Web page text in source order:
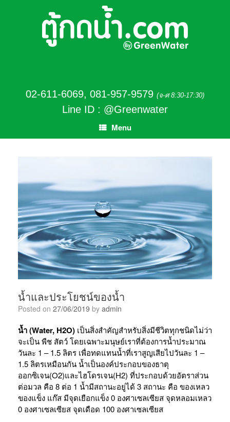
02-611-6069, 081-957-9579 (จ-ศ 8:30-17:30)
Line ID : @Greenwater
Menu
น้ำและประโยชน์ของน้ำ
Posted on 27/06/2019 by admin
น้ำ (Water, H2O) เป็นสิ่งสำคัญสำหรับสิ่งมีชีวิตทุกชนิดไม่ว่า
จะเป็น พืช สัตว์ โดยเฉพาะมนุษย์เราที่ต้องการน้ำประมาณ
วันละ 1 – 1.5 ลิตร เพื่อทดแทนน้ำที่เราสูญเสียไปวันละ 1 –
1.5 ลิตรเหมือนกัน น้ำเป็นองค์ประกอบของธาตุ
ออกซิเจน(O2)และไฮโดรเจน(H2) ที่ประกอบด้วยอัตราส่วน
ต่อมวล คือ 8 ต่อ 1 น้ำมีสถานะอยู่ได้ 3 สถานะ คือ ของเหลว
ของแข็ง แก๊ส มีจุดเยือกแข็ง 0 องศาเซลเซียส จุดหลอมเหลว
0 องศาเซลเซียส จุดเดือด 100 องศาเซลเซียส